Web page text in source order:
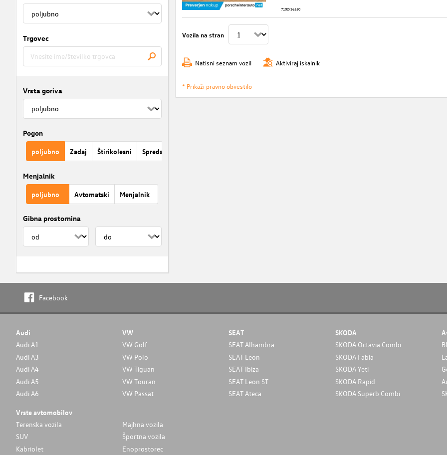
Trgovec
Vrsta goriva
Pogon
poljubno Zadaj Štirikolesni Spredaj
Menjalnik
poljubno Avtomatski Menjalnik
Gibna prostornina
7102/36550
Vozila na stran
Natisni seznam vozil Aktiviraj iskalnik
* Prikaži pravno obvestilo
Facebook
Audi
Audi A1
Audi A3
Audi A4
Audi A5
Audi A6
VW
VW Golf
VW Polo
VW Tiguan
VW Touran
VW Passat
SEAT
SEAT Alhambra
SEAT Leon
SEAT Ibiza
SEAT Leon ST
SEAT Ateca
SKODA
SKODA Octavia Combi
SKODA Fabia
SKODA Yeti
SKODA Rapid
SKODA Superb Combi
Vrste avtomobilov
Terenska vozila
Majhna vozila
SUV
Športna vozila
Kabriolet
Enoprostorec